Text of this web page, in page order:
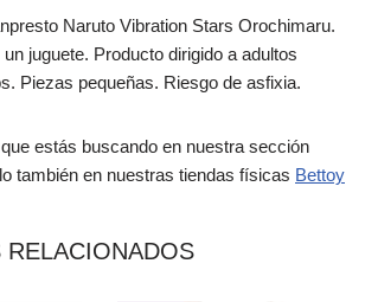
Naruto Vibration Stars Orochimaru.
juguete. Producto dirigido a adultos
Piezas pequeñas. Riesgo de asfixia.
estás buscando en nuestra sección
también en nuestras tiendas físicas Bettoy
RELACIONADOS